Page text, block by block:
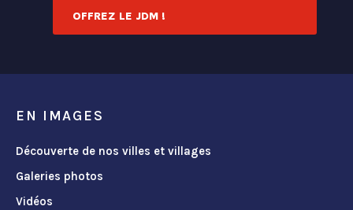
OFFREZ LE JDM !
EN IMAGES
Découverte de nos villes et villages
Galeries photos
Vidéos